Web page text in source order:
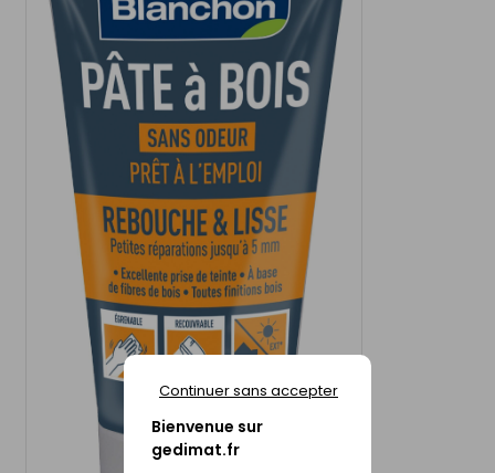
Bienvenue sur
gedimat.fr
Continuer sans accepter